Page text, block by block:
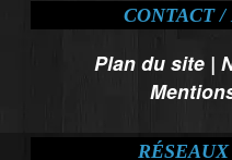
CONTACT
Plan du site |